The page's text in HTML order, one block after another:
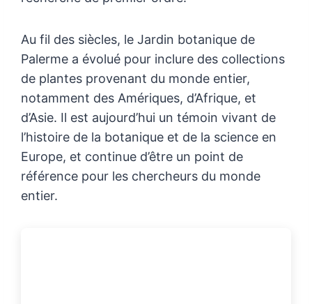
Au fil des siècles, le Jardin botanique de
Palerme a évolué pour inclure des collections
de plantes provenant du monde entier,
notamment des Amériques, d’Afrique, et
d’Asie. Il est aujourd’hui un témoin vivant de
l’histoire de la botanique et de la science en
Europe, et continue d’être un point de
référence pour les chercheurs du monde
entier.